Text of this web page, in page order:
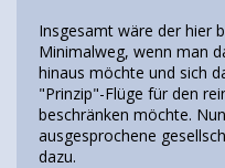
Insgesamt wäre der hier
Minimalweg, wenn man
hinaus möchte und sich
"Prinzip"-Flüge für den
beschränken möchte.
ausgesprochene
dazu.